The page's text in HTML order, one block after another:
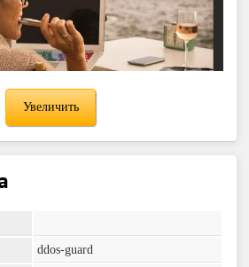
Увеличить
ddos-guard